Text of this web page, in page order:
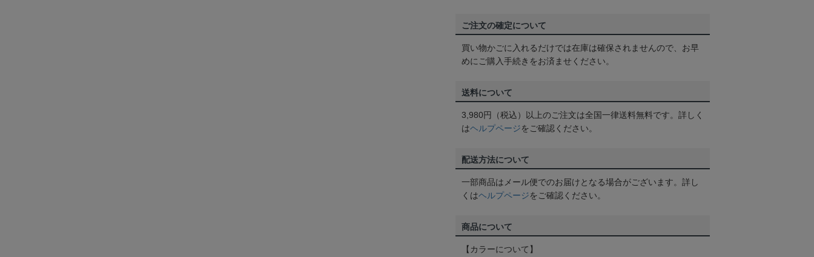
ご注文の確定について
買い物かごに入れるだけでは在庫は確保されませんので、お早
めにご購入手続きをお済ませください。
送料について
3,980円（税込）以上のご注文は全国一律送料無料です。詳しく
はヘルプページをご確認ください。
配送方法について
一部商品はメール便でのお届けとなる場合がございます。詳し
くはヘルプページをご確認ください。
商品について
【カラーについて】